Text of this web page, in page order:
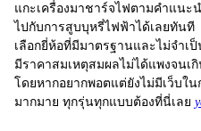
แกะเครื่องมาชาร์จไฟตามคำแนะ
ไปกับการสูบบุหรี่ไฟฟ้าได้เลยทันที
เลือกยี่ห้อที่มีมาตรฐานและไม่จำเ
มีราคาสมเหตุสมผลไม่ได้แพงจนเ
โดยหากอยากพอตแต่ยังไม่มีเว็บใ
มากมาย ทุกรุ่นทุกแบบต้องที่นี่เลย